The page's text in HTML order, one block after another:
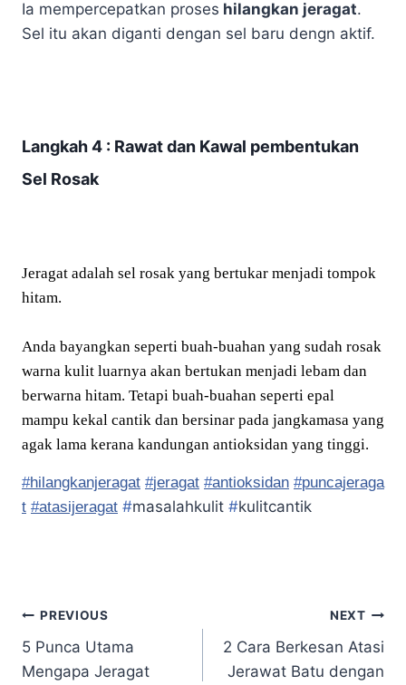
Ia mempercepatkan proses hilangkan jeragat.
Sel itu akan diganti dengan sel baru dengn aktif.
Langkah 4 : Rawat dan Kawal pembentukan
Sel Rosak
Jeragat adalah sel rosak yang bertukar menjadi tompok
hitam.
Anda bayangkan seperti buah-buahan yang sudah rosak
warna kulit luarnya akan bertukan menjadi lebam dan
berwarna hitam. Tetapi buah-buahan seperti epal
mampu kekal cantik dan bersinar pada jangkamasa yang
agak lama kerana kandungan antioksidan yang tinggi.
#hilangkanjeragat #jeragat #antioksidan #puncajeraga
t #atasijeragat #masalahkulit #kulitcantik
PREVIOUS
5 Punca Utama
Mengapa Jeragat
NEXT
2 Cara Berkesan Atasi
Jerawat Batu dengan